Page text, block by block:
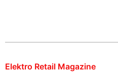
Elektro Retail Magazine